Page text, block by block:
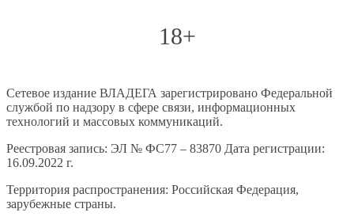
18+
Сетевое издание ВЛАДЕГА зарегистрировано Федеральной
службой по надзору в сфере связи, информационных
технологий и массовых коммуникаций.
Реестровая запись: ЭЛ № ФС77 – 83870 Дата регистрации:
16.09.2022 г.
Территория распространения: Российская Федерация,
зарубежные страны.